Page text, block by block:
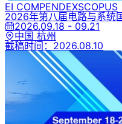
EI COMPENDEXSCOPUS
2026年第八届电路与系统
2026.09.18 - 09.21
中国 杭州
截稿时间： 2026.08.10